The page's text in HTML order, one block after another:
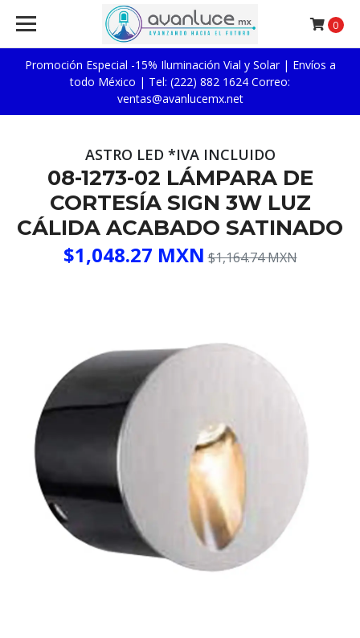
Promoción Especial -15% Iluminación Vial y Solar | Envíos a
todo México | Tel: (222) 882 1624 Correo:
ventas@avanlucemx.net
0
ASTRO LED *IVA INCLUIDO
08-1273-02 LÁMPARA DE
CORTESÍA SIGN 3W LUZ
CÁLIDA ACABADO SATINADO
$1,048.27 MXN $1,164.74 MXN